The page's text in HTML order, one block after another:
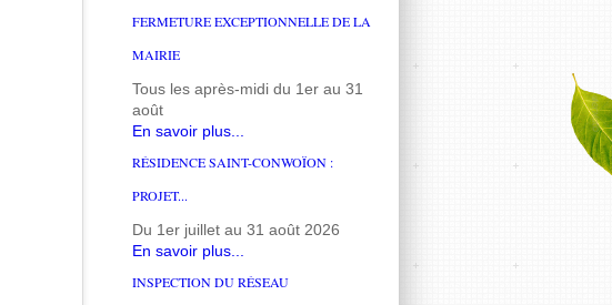
FERMETURE EXCEPTIONNELLE DE LA
MAIRIE
Tous les après-midi du 1er au 31
août
En savoir plus...
RÉSIDENCE SAINT-CONWOÏON :
PROJET...
Du 1er juillet au 31 août 2026
En savoir plus...
INSPECTION DU RÉSEAU